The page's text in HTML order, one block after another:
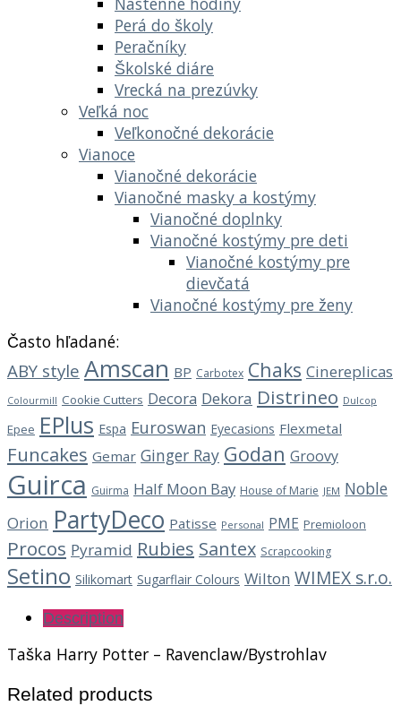
Perá do školy
Peračníky
Školské diáre
Vrecká na prezúvky
Veľká noc
Veľkonočné dekorácie
Vianoce
Vianočné dekorácie
Vianočné masky a kostýmy
Vianočné doplnky
Vianočné kostýmy pre deti
Vianočné kostýmy pre
dievčatá
Vianočné kostýmy pre ženy
Často hľadané:
ABY style Amscan BP Carbotex Chaks Cinereplicas
Colourmill Cookie Cutters Decora Dekora Distrineo Dulcop
Epee EPlus Espa Euroswan Eyecasions Flexmetal
Funcakes Gemar Ginger Ray Godan Groovy
Guirca Guirma Half Moon Bay House of Marie JEM Noble
Orion PartyDeco Patisse Personal PME Premioloon
Procos Pyramid Rubies Santex Scrapcooking
Setino Silikomart Sugarflair Colours Wilton WIMEX s.r.o.
Description
Taška Harry Potter – Ravenclaw/Bystrohlav
Related products